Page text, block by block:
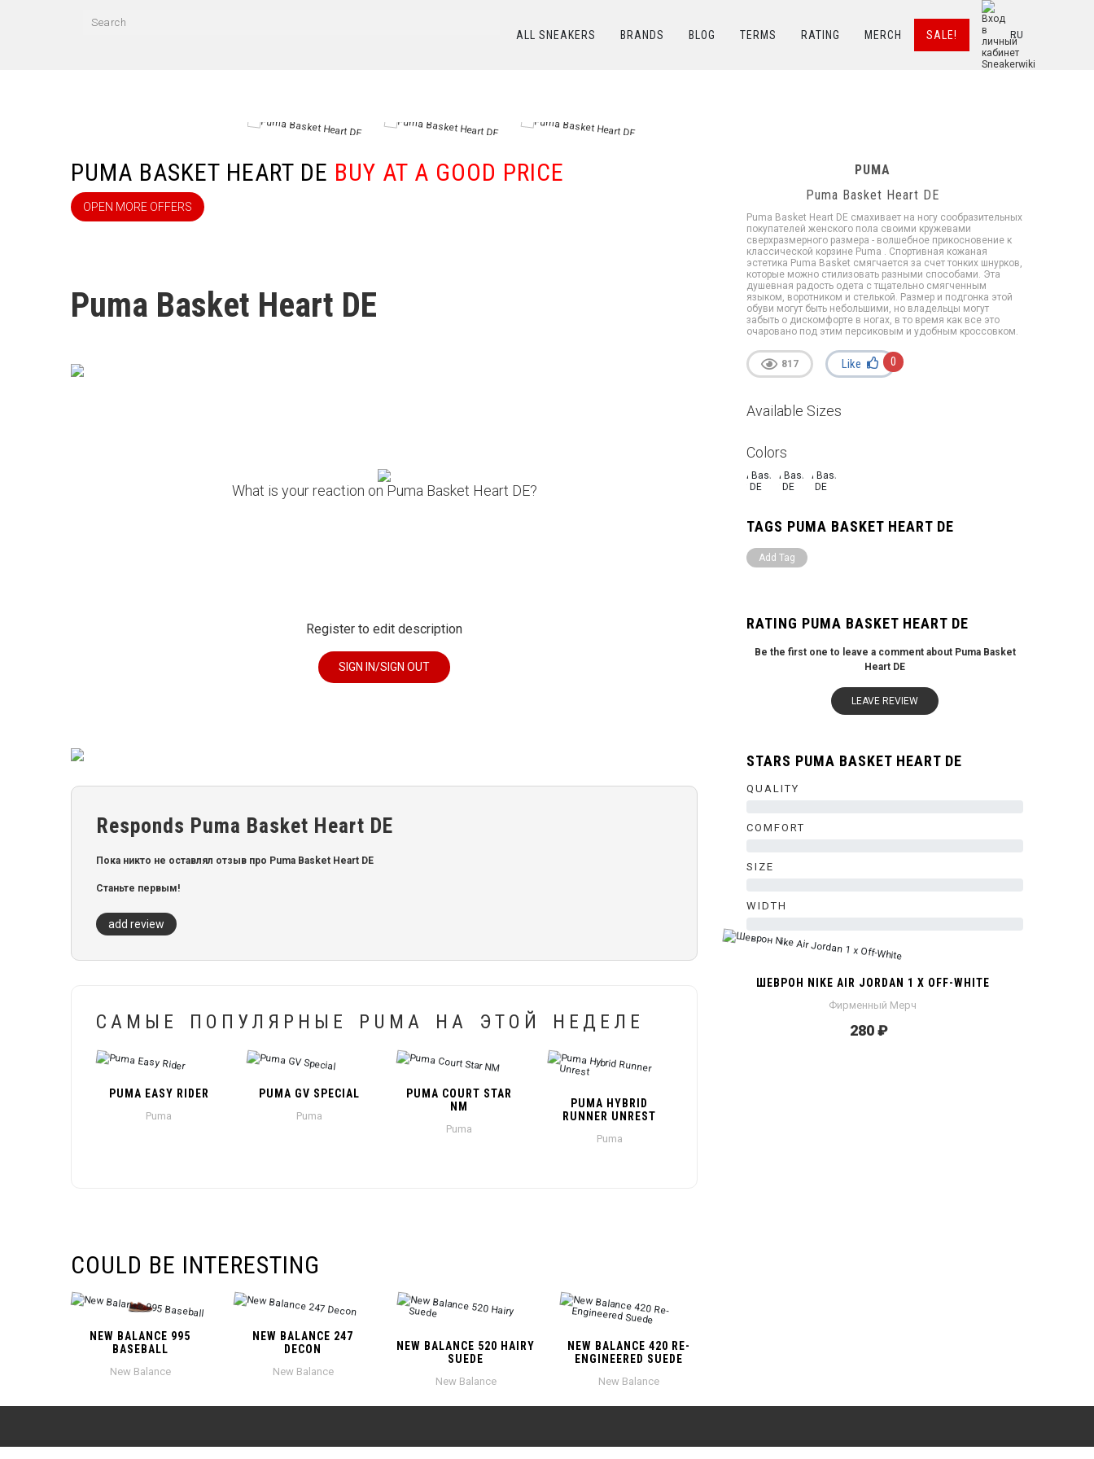
ALL SNEAKERS BRANDS BLOG TERMS RATING MERCH SALE! RU
PUMA BASKET HEART DE BUY AT A GOOD PRICE
OPEN MORE OFFERS
Puma Basket Heart DE
What is your reaction on Puma Basket Heart DE?
Register to edit description
SIGN IN/SIGN OUT
Responds Puma Basket Heart DE
Пока никто не оставлял отзыв про Puma Basket Heart DE
Станьте первым!
add review
САМЫЕ ПОПУЛЯРНЫЕ PUMA НА ЭТОЙ НЕДЕЛЕ
PUMA EASY RIDER
Puma
PUMA GV SPECIAL
Puma
PUMA COURT STAR
NM
Puma
PUMA HYBRID
RUNNER UNREST
Puma
COULD BE INTERESTING
NEW BALANCE 995
BASEBALL
New Balance
NEW BALANCE 247
DECON
New Balance
NEW BALANCE 520 HAIRY
SUEDE
New Balance
NEW BALANCE 420 RE-
ENGINEERED SUEDE
New Balance
PUMA
Puma Basket Heart DE
Puma Basket Heart DE смахивает на ногу сообразительных
покупателей женского пола своими кружевами
сверхразмерного размера - волшебное прикосновение к
классической корзине Puma . Спортивная кожаная
эстетика Puma Basket смягчается за счет тонких шнурков,
которые можно стилизовать разными способами. Эта
душевная радость одета с тщательно смягченным
языком, воротником и стелькой. Размер и подгонка этой
обуви могут быть небольшими, но владельцы могут
забыть о дискомфорте в ногах, в то время как все это
очаровано под этим персиковым и удобным кроссовком.
817 Like 0
Available Sizes
Colors
TAGS PUMA BASKET HEART DE
Add Tag
RATING PUMA BASKET HEART DE
Be the first one to leave a comment about Puma Basket
Heart DE
LEAVE REVIEW
STARS PUMA BASKET HEART DE
QUALITY
COMFORT
SIZE
WIDTH
ШЕВРОН NIKE AIR JORDAN 1 X OFF-WHITE
Фирменный Мерч
280 ₽